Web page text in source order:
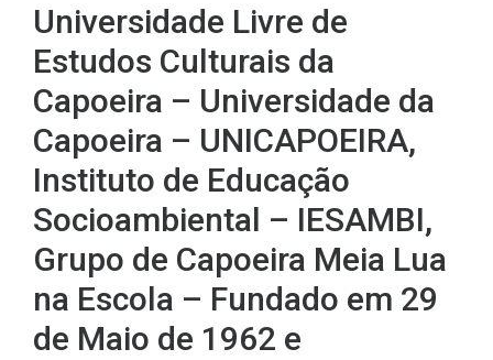
Universidade Livre de
Estudos Culturais da
Capoeira – Universidade da
Capoeira – UNICAPOEIRA,
Instituto de Educação
Socioambiental – IESAMBI,
Grupo de Capoeira Meia Lua
na Escola – Fundado em 29
de Maio de 1962 e